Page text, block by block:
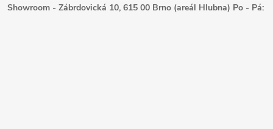
Showroom - Zábrdovická 10, 615 00 Brno (areál Hlubna) Po - Pá: